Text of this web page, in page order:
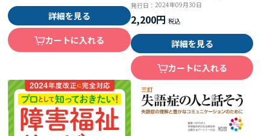
詳細を見る
カートに入れる
発行日： 2024年09月30日
2,200円
詳細を見る
カートに入れる